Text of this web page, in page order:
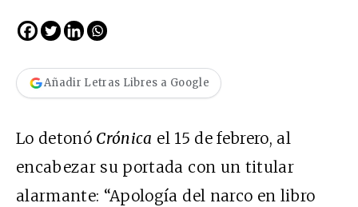
Añadir Letras Libres a Google
Lo detonó Crónica el 15 de febrero, al
encabezar su portada con un titular
alarmante: “Apología del narco en libro